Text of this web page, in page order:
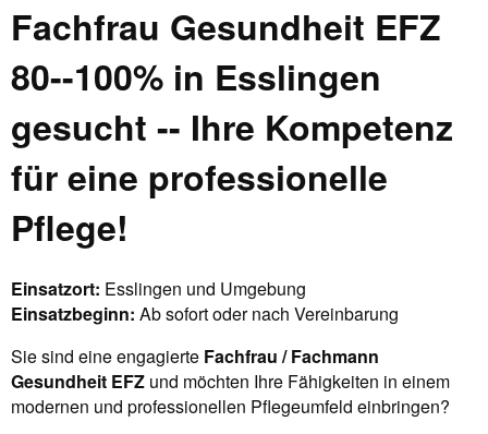
Fachfrau Gesundheit EFZ
80--100% in Esslingen
gesucht -- Ihre Kompetenz
für eine professionelle
Pflege!
Einsatzort: Esslingen und Umgebung
Einsatzbeginn: Ab sofort oder nach Vereinbarung
Sie sind eine engagierte Fachfrau / Fachmann
Gesundheit EFZ und möchten Ihre Fähigkeiten in einem
modernen und professionellen Pflegeumfeld einbringen?